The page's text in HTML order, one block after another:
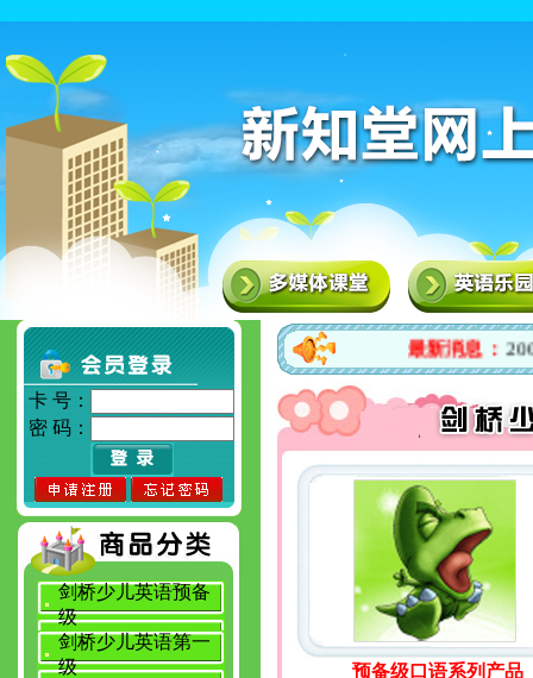
卡 号：
密 码：
剑桥少儿英语预备
级
剑桥少儿英语第一
级
最新消息：
预备级口语系列产品